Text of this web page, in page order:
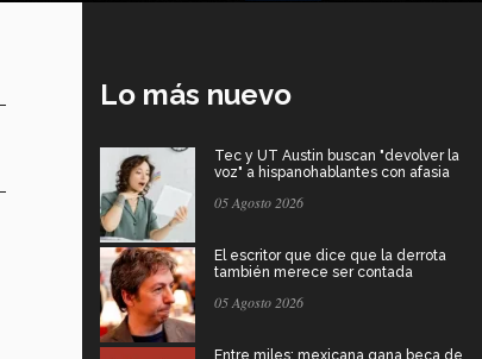
Lo más nuevo
Tec y UT Austin buscan "devolver la
voz" a hispanohablantes con afasia
05 Agosto 2026
El escritor que dice que la derrota
también merece ser contada
05 Agosto 2026
Entre miles: mexicana gana beca de